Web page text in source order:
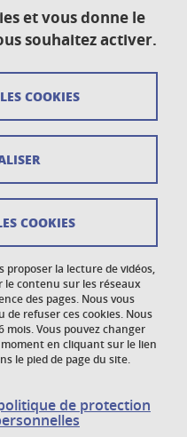
et vous donne le
souhaitez activer.
proposer la lecture de vidéos,
le contenu sur les réseaux
des pages. Nous vous
de refuser ces cookies. Nous
Vous pouvez changer
en cliquant sur le lien
le pied de page du site.
de protection
COOKIES
COOKIES